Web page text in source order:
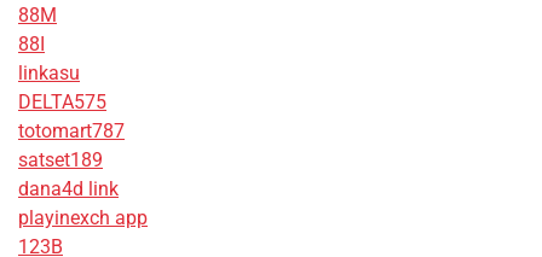
88M
88I
linkasu
DELTA575
totomart787
satset189
dana4d link
playinexch app
123B